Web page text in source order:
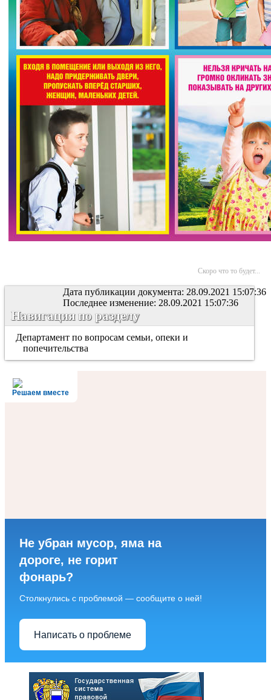
Скоро что то будет...
Дата публикации документа: 28.09.2021 15:07:36
Последнее изменение: 28.09.2021 15:07:36
Навигация по разделу
Департамент по вопросам семьи, опеки и
попечительства
Решаем вместе
Не убран мусор, яма на
дороге, не горит
фонарь?
Столкнулись с проблемой — сообщите о ней!
Написать о проблеме